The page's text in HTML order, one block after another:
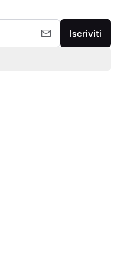
Iscriviti